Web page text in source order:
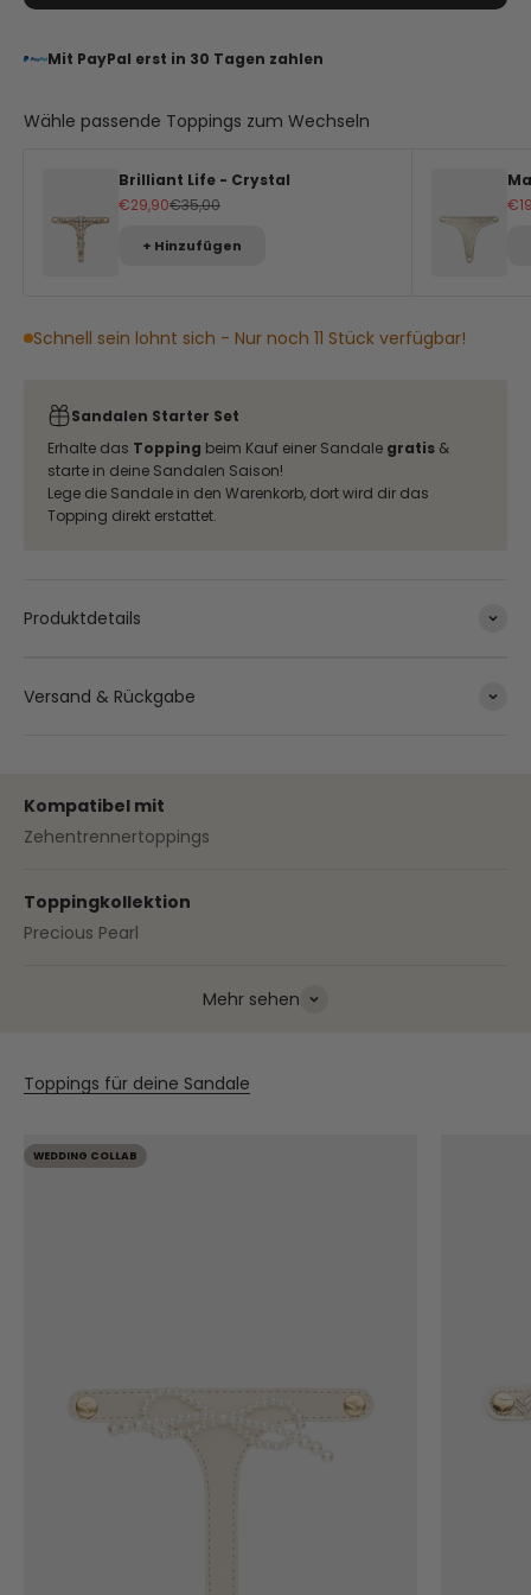
Mit PayPal erst in 30 Tagen zahlen
Wähle passende Toppings zum Wechseln
Brilliant Life - Crystal
Angebot
€29,90Regulärer Preis
€35,00
+ Hinzufügen
Schnell sein lohnt sich - Nur noch 11 Stück verfügbar!
Sandalen Starter Set
Erhalte das Topping beim Kauf einer Sandale gratis &
starte in deine Sandalen Saison!
Lege die Sandale in den Warenkorb, dort wird dir das
Topping direkt erstattet.
Produktdetails
Versand & Rückgabe
Kompatibel mit
Zehentrennertoppings
Toppingkollektion
Precious Pearl
Mehr sehen
Toppings für deine Sandale
WEDDING COLLAB